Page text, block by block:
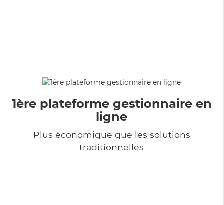
1ère plateforme gestionnaire en
ligne
Plus économique que les solutions
traditionnelles